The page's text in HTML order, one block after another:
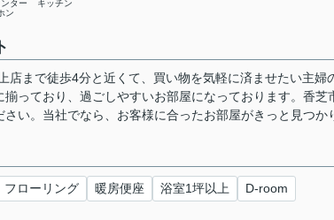
ンター
ン
キッチン
店まで徒歩4分と近くて、買い物を気軽に済ませたい主
揃っており、過ごしやすいお部屋になっております。香
さい。当社でなら、お客様に合ったお部屋がきっと見つか
フローリング 暖房便座 浴室1坪以上 D-room